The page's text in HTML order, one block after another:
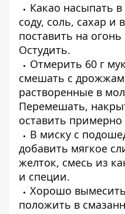
Какао насыпать
соду, соль, сахар и
поставить на
Остудить.
Отмерить 60 г
смешать с
растворенные в
Перемешать,
оставить примерно
В миску с
добавить мягкое
желток, смесь из
и специи.
Хорошо
положить в